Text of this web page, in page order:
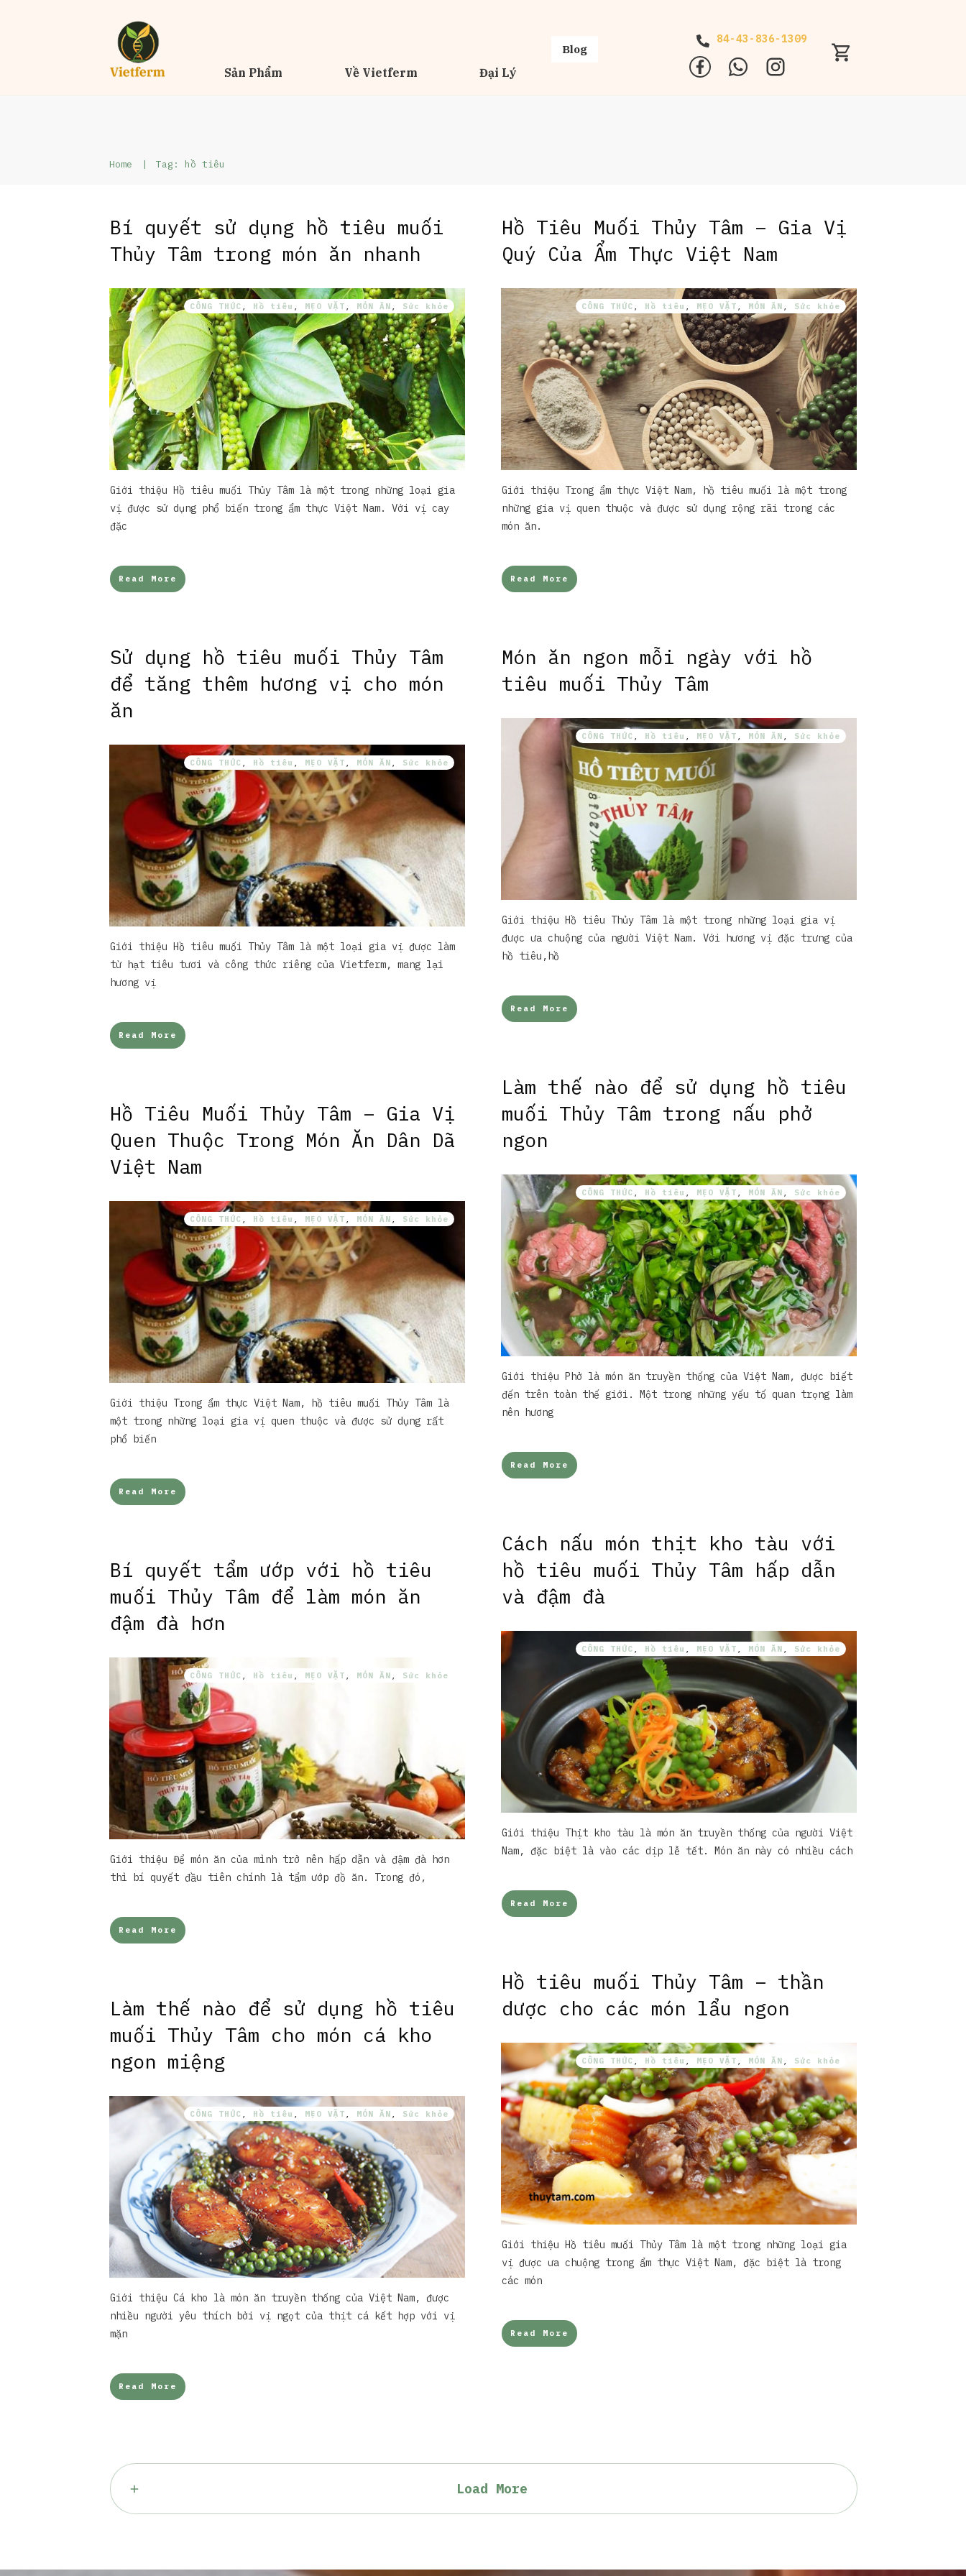
Sản Phẩm Về Vietferm Đại Lý
Blog
84-43-836-1309
Home | Tag: hồ tiêu
Bí quyết sử dụng hồ tiêu muối
Thủy Tâm trong món ăn nhanh
CÔNG THỨC , Hồ tiêu , MẸO VẶT , MÓN ĂN , Sức khỏe
Giới thiệu Hồ tiêu muối Thủy Tâm là một trong những loại gia
vị được sử dụng phổ biến trong ẩm thực Việt Nam. Với vị cay
đặc
Read More
Hồ Tiêu Muối Thủy Tâm – Gia Vị
Quý Của Ẩm Thực Việt Nam
CÔNG THỨC , Hồ tiêu , MẸO VẶT , MÓN ĂN , Sức khỏe
Giới thiệu Trong ẩm thực Việt Nam, hồ tiêu muối là một trong
những gia vị quen thuộc và được sử dụng rộng rãi trong các
món ăn.
Read More
Sử dụng hồ tiêu muối Thủy Tâm
để tăng thêm hương vị cho món
ăn
CÔNG THỨC , Hồ tiêu , MẸO VẶT , MÓN ĂN , Sức khỏe
Giới thiệu Hồ tiêu muối Thủy Tâm là một loại gia vị được làm
từ hạt tiêu tươi và công thức riêng của Vietferm, mang lại
hương vị
Read More
Món ăn ngon mỗi ngày với hồ
tiêu muối Thủy Tâm
CÔNG THỨC , Hồ tiêu , MẸO VẶT , MÓN ĂN , Sức khỏe
Giới thiệu Hồ tiêu Thủy Tâm là một trong những loại gia vị
được ưa chuộng của người Việt Nam. Với hương vị đặc trưng của
hồ tiêu,hồ
Read More
Làm thế nào để sử dụng hồ tiêu
muối Thủy Tâm trong nấu phở
ngon
CÔNG THỨC , Hồ tiêu , MẸO VẶT , MÓN ĂN , Sức khỏe
Giới thiệu Phở là món ăn truyền thống của Việt Nam, được biết
đến trên toàn thế giới. Một trong những yếu tố quan trọng làm
nên hương
Read More
Hồ Tiêu Muối Thủy Tâm – Gia Vị
Quen Thuộc Trong Món Ăn Dân Dã
Việt Nam
CÔNG THỨC , Hồ tiêu , MẸO VẶT , MÓN ĂN , Sức khỏe
Giới thiệu Trong ẩm thực Việt Nam, hồ tiêu muối Thủy Tâm là
một trong những loại gia vị quen thuộc và được sử dụng rất
phổ biến
Read More
Cách nấu món thịt kho tàu với
hồ tiêu muối Thủy Tâm hấp dẫn
và đậm đà
CÔNG THỨC , Hồ tiêu , MẸO VẶT , MÓN ĂN , Sức khỏe
Giới thiệu Thịt kho tàu là món ăn truyền thống của người Việt
Nam, đặc biệt là vào các dịp lễ tết. Món ăn này có nhiều cách
Read More
Bí quyết tẩm ướp với hồ tiêu
muối Thủy Tâm để làm món ăn
đậm đà hơn
CÔNG THỨC , Hồ tiêu , MẸO VẶT , MÓN ĂN , Sức khỏe
Giới thiệu Để món ăn của mình trở nên hấp dẫn và đậm đà hơn
thì bí quyết đầu tiên chính là tẩm ướp đồ ăn. Trong đó,
Read More
Hồ tiêu muối Thủy Tâm – thần
dược cho các món lẩu ngon
CÔNG THỨC , Hồ tiêu , MẸO VẶT , MÓN ĂN , Sức khỏe
Giới thiệu Hồ tiêu muối Thủy Tâm là một trong những loại gia
vị được ưa chuộng trong ẩm thực Việt Nam, đặc biệt là trong
các món
Read More
Làm thế nào để sử dụng hồ tiêu
muối Thủy Tâm cho món cá kho
ngon miệng
CÔNG THỨC , Hồ tiêu , MẸO VẶT , MÓN ĂN , Sức khỏe
Giới thiệu Cá kho là món ăn truyền thống của Việt Nam, được
nhiều người yêu thích bởi vị ngọt của thịt cá kết hợp với vị
mặn
Read More
Load More